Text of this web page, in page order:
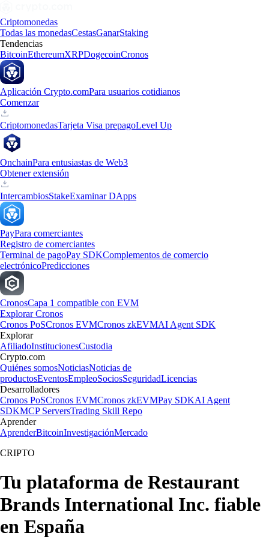
Criptomonedas
Todas las monedasCestasGanarStaking
Tendencias
BitcoinEthereumXRPDogecoinCronos
Aplicación Crypto.comPara usuarios cotidianos
Comenzar
CriptomonedasTarjeta Visa prepagoLevel Up
OnchainPara entusiastas de Web3
Obtener extensión
IntercambiosStakeExaminar DApps
PayPara comerciantes
Registro de comerciantes
Terminal de pagoPay SDKComplementos de comercio
electrónicoPredicciones
CronosCapa 1 compatible con EVM
Explorar Cronos
Cronos PoSCronos EVMCronos zkEVMAI Agent SDK
Explorar
AfiliadoInstitucionesCustodia
Crypto.com
Quiénes somosNoticiasNoticias de
productosEventosEmpleoSociosSeguridadLicencias
Desarrolladores
Cronos PoSCronos EVMCronos zkEVMPay SDKAI Agent
SDKMCP ServersTrading Skill Repo
Aprender
AprenderBitcoinInvestigaciónMercado
CRIPTO
Tu plataforma de Restaurant
Brands International Inc. fiable
en España